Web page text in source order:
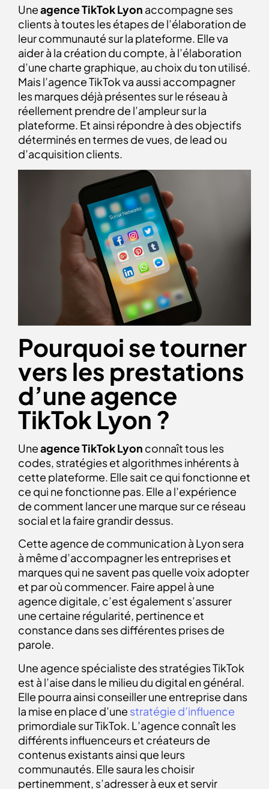
Uneagence TikTok Lyon accompagne ses
clients à toutes les étapes de l’élaboration de
leur communauté sur la plateforme. Elle va
aider à la création du compte, à l’élaboration
d’une charte graphique, au choix du ton utilisé.
Mais l’agence TikTok va aussi accompagner
les marques déjà présentes sur le réseau à
réellement prendre de l’ampleur sur la
plateforme. Et ainsi répondre à des objectifs
déterminés en termes de vues, de lead ou
d’acquisition clients.
Pourquoi se tourner
vers les prestations
d’une agence
TikTok Lyon ?
Uneagence TikTok Lyon connaît tous les
codes, stratégies et algorithmes inhérents à
cette plateforme. Elle sait ce qui fonctionne et
ce qui ne fonctionne pas. Elle a l’expérience
de comment lancer une marque sur ce réseau
social et la faire grandir dessus.
Cette agence de communication à Lyon sera
à même d’accompagner les entreprises et
marques qui ne savent pas quelle voix adopter
et par où commencer. Faire appel à une
agence digitale, c’est également s’assurer
une certaine régularité, pertinence et
constance dans ses différentes prises de
parole.
Une agence spécialiste des stratégies TikTok
est à l’aise dans le milieu du digital en général.
Elle pourra ainsi conseiller une entreprise dans
la mise en place d’une stratégie d’influence
primordiale sur TikTok. L’agence connaît les
différents influenceurs et créateurs de
contenus existants ainsi que leurs
communautés. Elle saura les choisir
pertinemment, s’adresser à eux et servir